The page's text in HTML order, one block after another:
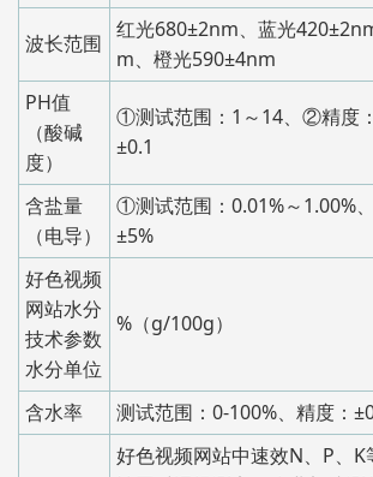
波长范围
红光680±2nm、蓝光
m、橙光590±4nm
PH值
（酸碱
度）
①测试范围：1～14、②精度
±0.1
含盐量
（电导）
①测试范围：0.01%～1.00%
±5%
好色视频
网站水分
技术参数
水分单位
%（g/100g）
含水率 测试范围：0-100%、精度：
好色视频网站中速效N、P、K